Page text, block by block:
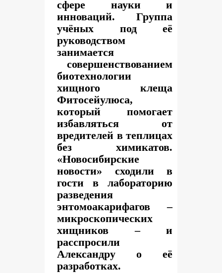
сфере науки и
инноваций. Группа
учёных под её
руководством
занимается
совершенствованием
биотехнологии
хищного клеща
Фитосейулюса,
который помогает
избавляться от
вредителей в теплицах
без химикатов.
«Новосибирские
новости» сходили в
гости в лабораторию
разведения
энтомоакарифагов –
микроскопических
хищников – и
расспросили
Александру о её
разработках.